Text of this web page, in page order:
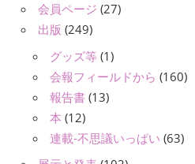
会員ページ (27)
出版 (249)
グッズ等 (1)
会報フィールドから (160)
報告書 (13)
本 (12)
連載-不思議いっぱい (63)